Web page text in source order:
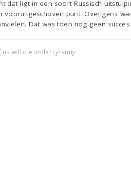
dat ligt in een soort Russisch
vooruitgeschoven punt. Overigens
Dat was toen nog geen succes.
will die under tyranny.